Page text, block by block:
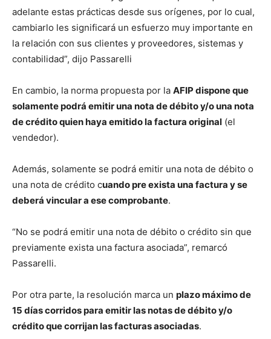
adelante estas prácticas desde sus orígenes, por lo cual,
cambiarlo les significará un esfuerzo muy importante en
la relación con sus clientes y proveedores, sistemas y
contabilidad”, dijo Passarelli
En cambio, la norma propuesta por la AFIP dispone que
solamente podrá emitir una nota de débito y/o una nota
de crédito quien haya emitido la factura original (el
vendedor).
Además, solamente se podrá emitir una nota de débito o
una nota de crédito cuando pre exista una factura y se
deberá vincular a ese comprobante.
“No se podrá emitir una nota de débito o crédito sin que
previamente exista una factura asociada”, remarcó
Passarelli.
Por otra parte, la resolución marca un plazo máximo de
15 días corridos para emitir las notas de débito y/o
crédito que corrijan las facturas asociadas.